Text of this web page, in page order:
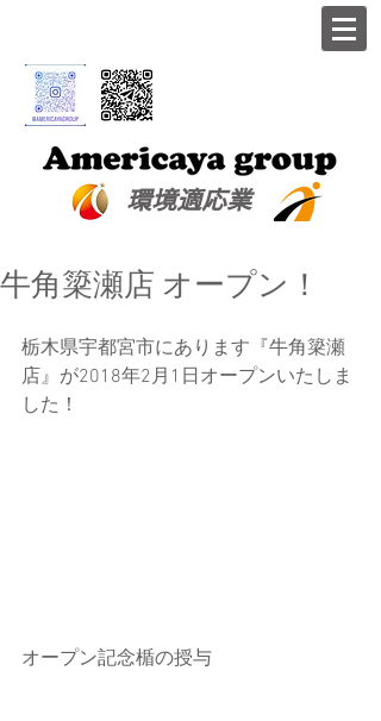
​環境適応業
牛角簗瀬店 オープン！
栃木県宇都宮市にあります『牛角簗瀬
店』が2018年2月1日オープンいたしま
した！
オープン記念楯の授与